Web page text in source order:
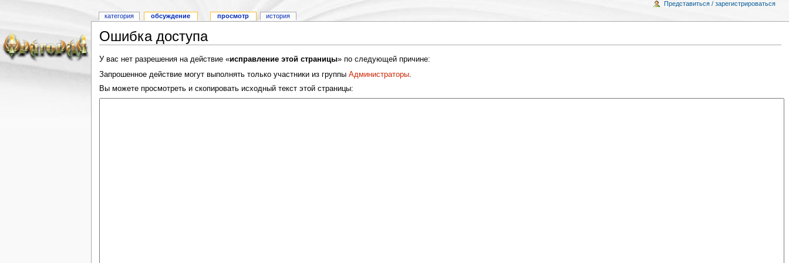
Ошибка доступа
У вас нет разрешения на действие «исправление этой страницы» по следующей причине:
Запрошенное действие могут выполнять только участники из группы Администраторы.
Вы можете просмотреть и скопировать исходный текст этой страницы:
категория обсуждение просмотр история
Представиться / зарегистрироваться